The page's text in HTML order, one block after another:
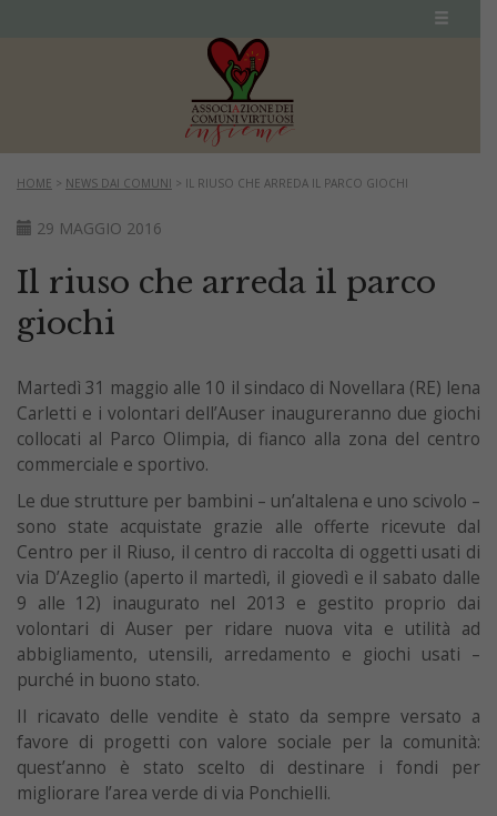
HOME > NEWS DAI COMUNI > IL RIUSO CHE ARREDA IL PARCO GIOCHI
29 MAGGIO 2016
Il riuso che arreda il parco
giochi
Martedì 31 maggio alle 10 il sindaco di Novellara (RE) lena
Carletti e i volontari dell’Auser inaugureranno due giochi
collocati al Parco Olimpia, di fianco alla zona del centro
commerciale e sportivo.
Le due strutture per bambini – un’altalena e uno scivolo –
sono state acquistate grazie alle offerte ricevute dal
Centro per il Riuso, il centro di raccolta di oggetti usati di
via D’Azeglio (aperto il martedì, il giovedì e il sabato dalle
9 alle 12) inaugurato nel 2013 e gestito proprio dai
volontari di Auser per ridare nuova vita e utilità ad
abbigliamento, utensili, arredamento e giochi usati –
purché in buono stato.
Il ricavato delle vendite è stato da sempre versato a
favore di progetti con valore sociale per la comunità:
quest’anno è stato scelto di destinare i fondi per
migliorare l’area verde di via Ponchielli.